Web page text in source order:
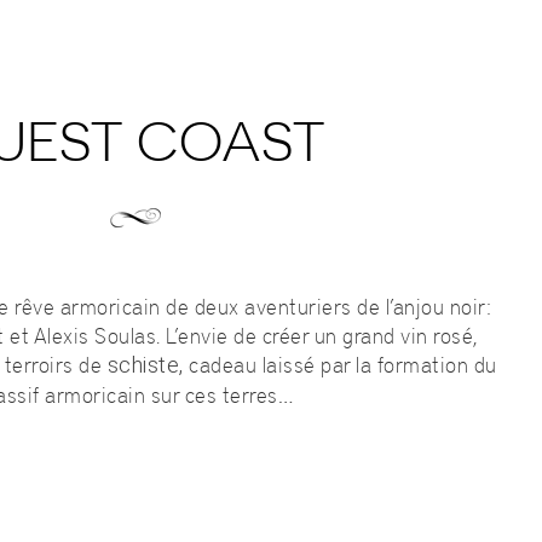
COAST
rêve armoricain de deux aventuriers de l’anjou noir:
Alexis Soulas. L’envie de créer un grand vin rosé,
de schiste,cadeau laissé par la formation du
armoricain sur ces terres…